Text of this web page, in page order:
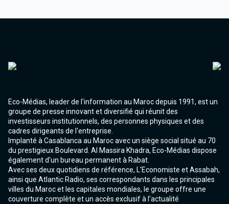
Eco-Médias, leader de l'information au Maroc depuis 1991, est un
groupe de presse innovant et diversifié qui réunit des
investisseurs institutionnels, des personnes physiques et des
cadres dirigeants de l'entreprise.
Implanté à Casablanca au Maroc avec un siège social situé au 70
du prestigieux Boulevard. Al Massira Khadra, Eco-Médias dispose
également d'un bureau permanent à Rabat.
Avec ses deux quotidiens de référence, L'Economiste et Assabah,
ainsi que Atlantic Radio, ses correspondants dans les principales
villes du Maroc et les capitales mondiales, le groupe offre une
couverture complète et un accès exclusif à l'actualité